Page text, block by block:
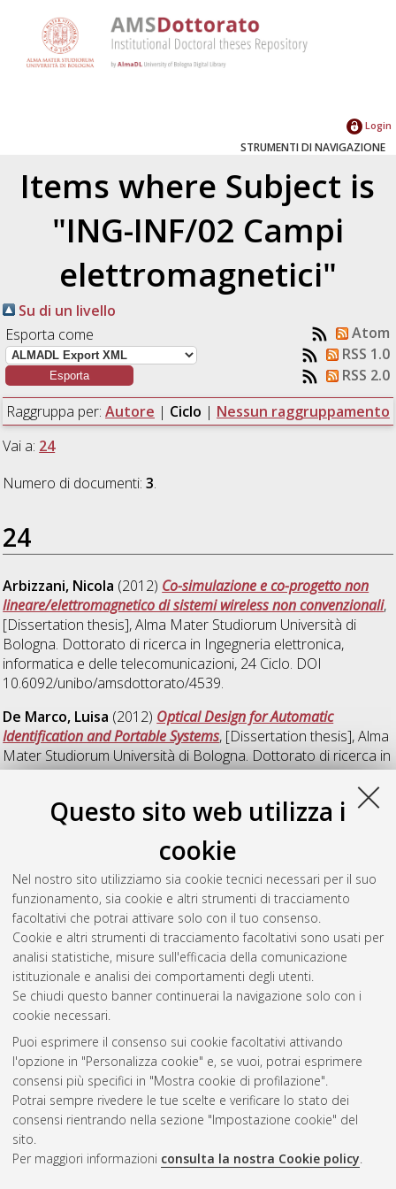
Questo sito web utilizza i
cookie
Nel nostro sito utilizziamo sia cookie tecnici necessari per il suo
funzionamento, sia cookie e altri strumenti di tracciamento
facoltativi che potrai attivare solo con il tuo consenso.
Cookie e altri strumenti di tracciamento facoltativi sono usati per
analisi statistiche, misure sull'efficacia della comunicazione
istituzionale e analisi dei comportamenti degli utenti.
Se chiudi questo banner continuerai la navigazione solo con i
cookie necessari.
Puoi esprimere il consenso sui cookie facoltativi attivando
l'opzione in "Personalizza cookie" e, se vuoi, potrai esprimere
consensi più specifici in "Mostra cookie di profilazione".
Potrai sempre rivedere le tue scelte e verificare lo stato dei
consensi rientrando nella sezione "Impostazione cookie" del
sito.
Per maggiori informazioni consulta la nostra Cookie policy.
Login
STRUMENTI DI NAVIGAZIONE
Items where Subject is
"ING-INF/02 Campi
elettromagnetici"
Su di un livello
Esporta come
Atom
RSS 1.0
RSS 2.0
Raggruppa per: Autore | Ciclo | Nessun raggruppamento
Vai a: 24
Numero di documenti:3.
24
Arbizzani, Nicola (2012) Co-simulazione e co-progetto non
lineare/elettromagnetico di sistemi wireless non convenzionali,
[Dissertation thesis], Alma Mater Studiorum Università di
Bologna. Dottorato di ricerca in Ingegneria elettronica,
informatica e delle telecomunicazioni, 24 Ciclo. DOI
10.6092/unibo/amsdottorato/4539.
De Marco, Luisa (2012) Optical Design for Automatic
Identification and Portable Systems, [Dissertation thesis], Alma
Mater Studiorum Università di Bologna. Dottorato di ricerca in
Ingegneria elettronica, informatica e delle telecomunicazioni,
Visani, Davide(2012)Fiber-Optic Technologies for Wireline
and Wireless In-building Networks, [Dissertation thesis], Alma
Mater Studiorum Università di Bologna. Dottorato di ricerca in
Ingegneria elettronica, informatica e delle telecomunicazioni
24 Ciclo. DOI 10.6092/unibo/amsdottorato/4535.
Questa lista e' stata generata il Thu Aug 6 20:33:11 2026
Atom
Rss 1.0
Rss 2.0
ISSN: 2038-7946